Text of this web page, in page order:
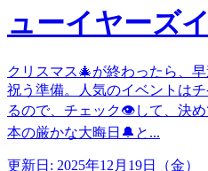
ューイヤーズ
クリスマス🎄が終わったら、
祝う準備。人気のイベントは
るので、チェック👁️して、決
本の厳かな大晦日🔔と...
更新日: 2025年12月19日（金）